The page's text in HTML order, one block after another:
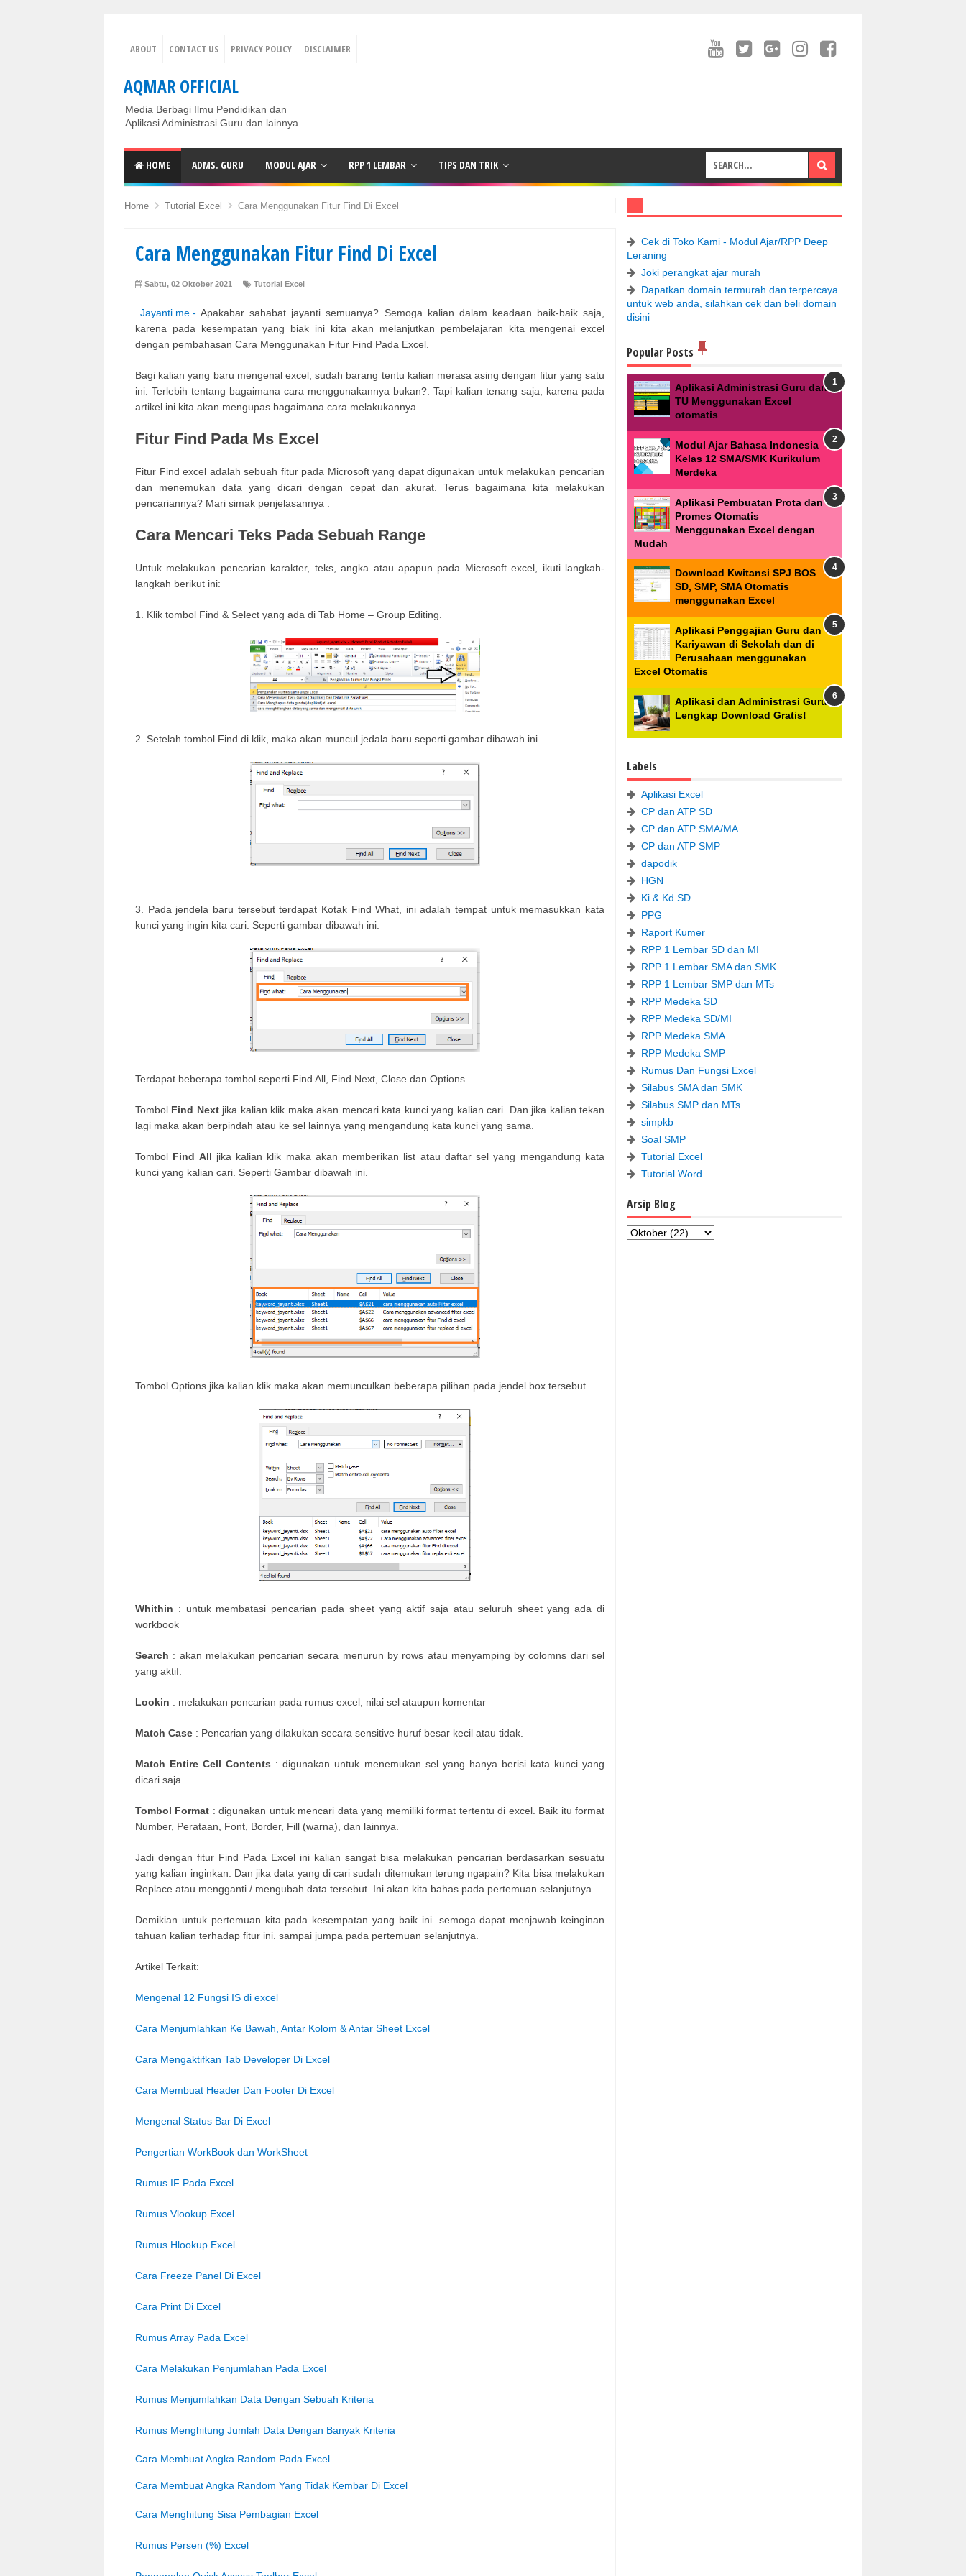
ABOUT CONTACT US PRIVACY POLICY DISCLAIMER
AQMAR OFFICIAL
Media Berbagi Ilmu Pendidikan dan
Aplikasi Administrasi Guru dan lainnya
HOME ADMS. GURU MODUL AJAR RPP 1 LEMBAR TIPS DAN TRIK
Home Tutorial Excel Cara Menggunakan Fitur Find Di Excel
Cara Menggunakan Fitur Find Di Excel
Sabtu, 02 Oktober 2021 Tutorial Excel
Jayanti.me.-Apakabar sahabat jayanti semuanya? Semoga kalian dalam keadaan baik-baik saja,
karena pada kesempatan yang biak ini kita akan melanjutkan pembelajaran kita mengenai excel
dengan pembahasan Cara Menggunakan Fitur Find Pada Excel.
Bagi kalian yang baru mengenal excel, sudah barang tentu kalian merasa asing dengan fitur yang satu
ini. Terlebih tentang bagaimana cara menggunakannya bukan?. Tapi kalian tenang saja, karena pada
artikel ini kita akan mengupas bagaimana cara melakukannya.
Fitur Find Pada Ms Excel
Fitur Find excel adalah sebuah fitur pada Microsoft yang dapat digunakan untuk melakukan pencarian
dan menemukan data yang dicari dengan cepat dan akurat. Terus bagaimana kita melakukan
pencariannya? Mari simak penjelasannya .
Cara Mencari Teks Pada Sebuah Range
Untuk melakukan pencarian karakter, teks, angka atau apapun pada Microsoft excel, ikuti langkah-
langkah berikut ini:
1. Klik tombol Find & Select yang ada di Tab Home – Group Editing.
2. Setelah tombol Find di klik, maka akan muncul jedala baru seperti gambar dibawah ini.
3. Pada jendela baru tersebut terdapat Kotak Find What, ini adalah tempat untuk memasukkan kata
kunci yang ingin kita cari. Seperti gambar dibawah ini.
Terdapat beberapa tombol seperti Find All, Find Next, Close dan Options.
Tombol Find Nextjika kalian klik maka akan mencari kata kunci yang kalian cari. Dan jika kalian tekan
lagi maka akan berpindah atau ke sel lainnya yang mengandung kata kunci yang sama.
Tombol Find All jika kalian klik maka akan memberikan list atau daftar sel yang mengandung kata
kunci yang kalian cari. Seperti Gambar dibawah ini.
Tombol Options jika kalian klik maka akan memunculkan beberapa pilihan pada jendel box tersebut.
Whithin : untuk membatasi pencarian pada sheet yang aktif saja atau seluruh sheet yang ada di
workbook
Search : akan melakukan pencarian secara menurun by rows atau menyamping by colomns dari sel
yang aktif.
Lookin : melakukan pencarian pada rumus excel, nilai sel ataupun komentar
Match Case : Pencarian yang dilakukan secara sensitive huruf besar kecil atau tidak.
Match Entire Cell Contents : digunakan untuk menemukan sel yang hanya berisi kata kunci yang
dicari saja.
Tombol Format : digunakan untuk mencari data yang memiliki format tertentu di excel. Baik itu format
Number, Perataan, Font, Border, Fill (warna), dan lainnya.
Jadi dengan fitur Find Pada Excel ini kalian sangat bisa melakukan pencarian berdasarkan sesuatu
yang kalian inginkan. Dan jika data yang di cari sudah ditemukan terung ngapain? Kita bisa melakukan
Replace atau mengganti / mengubah data tersebut. Ini akan kita bahas pada pertemuan selanjutnya.
Demikian untuk pertemuan kita pada kesempatan yang baik ini. semoga dapat menjawab keinginan
tahuan kalian terhadap fitur ini. sampai jumpa pada pertemuan selanjutnya.
Artikel Terkait:
Mengenal 12 Fungsi IS di excel
Cara Menjumlahkan Ke Bawah, Antar Kolom & Antar Sheet Excel
Cara Mengaktifkan Tab Developer Di Excel
Cara Membuat Header Dan Footer Di Excel
Mengenal Status Bar Di Excel
Pengertian WorkBook dan WorkSheet
Rumus IF Pada Excel
Rumus Vlookup Excel
Rumus Hlookup Excel
Cara Freeze Panel Di Excel
Cara Print Di Excel
Rumus Array Pada Excel
Cara Melakukan Penjumlahan Pada Excel
Rumus Menjumlahkan Data Dengan Sebuah Kriteria
Rumus Menghitung Jumlah Data Dengan Banyak Kriteria
Cara Membuat Angka Random Pada Excel
Cara Membuat Angka Random Yang Tidak Kembar Di Excel
Cara Menghitung Sisa Pembagian Excel
Rumus Persen (%) Excel
Cek di Toko Kami - Modul Ajar/RPP Deep
Leraning
Joki perangkat ajar murah
Dapatkan domain termurah dan terpercaya
untuk web anda, silahkan cek dan beli domain
disini
Popular Posts
Aplikasi Administrasi Guru dan
TU Menggunakan Excel
otomatis
Modul Ajar Bahasa Indonesia
Kelas 12 SMA/SMK Kurikulum
Merdeka
Aplikasi Pembuatan Prota dan
Promes Otomatis
Menggunakan Excel dengan
Mudah
Download Kwitansi SPJ BOS
SD, SMP, SMA Otomatis
menggunakan Excel
Aplikasi Penggajian Guru dan
Kariyawan di Sekolah dan di
Perusahaan menggunakan
Excel Otomatis
Aplikasi dan Administrasi Guru
Lengkap Download Gratis!
Labels
Aplikasi Excel
CP dan ATP SD
CP dan ATP SMA/MA
CP dan ATP SMP
dapodik
HGN
Ki & Kd SD
PPG
Raport Kumer
RPP 1 Lembar SD dan MI
RPP 1 Lembar SMA dan SMK
RPP 1 Lembar SMP dan MTs
RPP Medeka SD
RPP Medeka SD/MI
RPP Medeka SMA
RPP Medeka SMP
Rumus Dan Fungsi Excel
Silabus SMA dan SMK
Silabus SMP dan MTs
simpkb
Soal SMP
Tutorial Excel
Tutorial Word
Arsip Blog